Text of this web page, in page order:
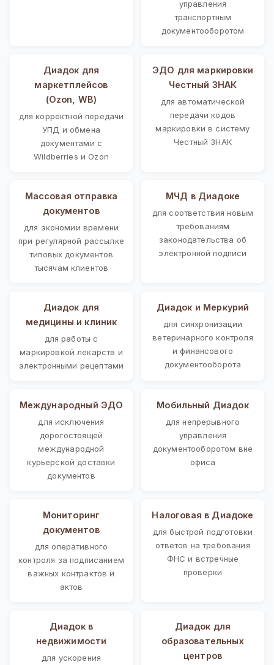
управления
транспортным
документооборотом
Диадок для
маркетплейсов
(Ozon, WB)
для корректной передачи
УПД и обмена
документами с
Wildberries и Ozon
ЭДО для маркировки
Честный ЗНАК
для автоматической
передачи кодов
маркировки в систему
Честный ЗНАК
Массовая отправка
документов
для экономии времени
при регулярной рассылке
типовых документов
тысячам клиентов
МЧД в Диадоке
для соответствия новым
требованиям
законодательства об
электронной подписи
Диадок для
медицины и клиник
для работы с
маркировкой лекарств и
электронными рецептами
Диадок и Меркурий
для синхронизации
ветеринарного контроля
и финансового
документооборота
Международный ЭДО
для исключения
дорогостоящей
международной
курьерской доставки
документов
Мобильный Диадок
для непрерывного
управления
документооборотом вне
офиса
Мониторинг
документов
для оперативного
контроля за подписанием
важных контрактов и
актов
Налоговая в Диадоке
для быстрой подготовки
ответов на требования
ФНС и встречные
проверки
Диадок в
недвижимости
для ускорения
Диадок для
образовательных
центров